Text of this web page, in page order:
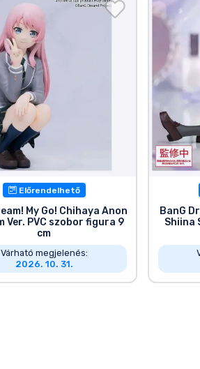
Előrendelhető
My Go! Chihaya Anon
Ver. PVC szobor figura 9
cm
Várható megjelenés:
2026. 10. 31.
BanG
Shiina